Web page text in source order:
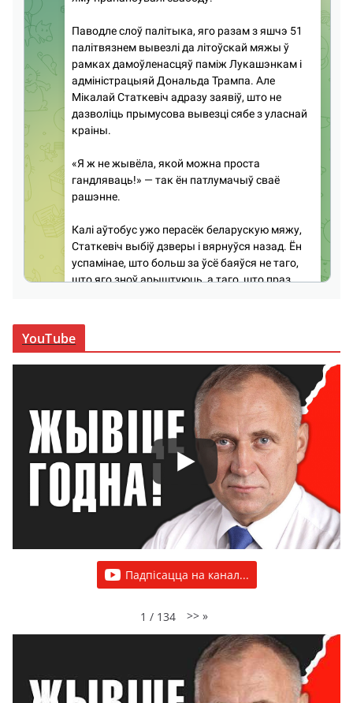
YouTube
Падпісацца на канал...
1 / 134 >> »